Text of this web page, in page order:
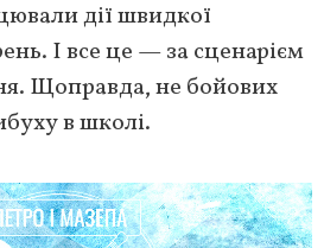
дії швидкої
І все це — за сценарієм
Щоправда, не бойових
в школі.